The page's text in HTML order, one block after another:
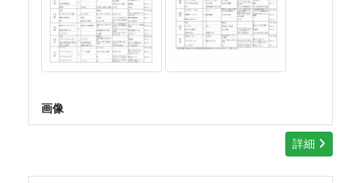
画像
詳細